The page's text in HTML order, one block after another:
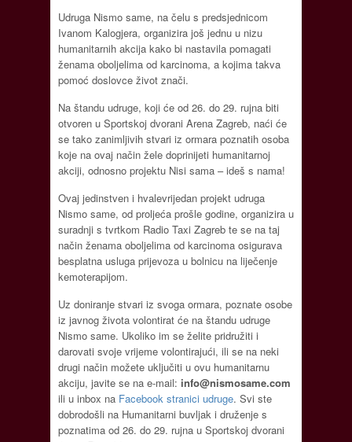
Udruga Nismo same, na čelu s predsjednicom
Ivanom Kalogjera, organizira još jednu u nizu
humanitarnih akcija kako bi nastavila pomagati
ženama oboljelima od karcinoma, a kojima takva
pomoć doslovce život znači.
Na štandu udruge, koji će od 26. do 29. rujna biti
otvoren u Sportskoj dvorani Arena Zagreb, naći će
se tako zanimljivih stvari iz ormara poznatih osoba
koje na ovaj način žele doprinijeti humanitarnoj
akciji, odnosno projektu Nisi sama – ideš s nama!
Ovaj jedinstven i hvalevrijedan projekt udruga
Nismo same, od proljeća prošle godine, organizira u
suradnji s tvrtkom Radio Taxi Zagreb te se na taj
način ženama oboljelima od karcinoma osigurava
besplatna usluga prijevoza u bolnicu na liječenje
kemoterapijom.
Uz doniranje stvari iz svoga ormara, poznate osobe
iz javnog života volontirat će na štandu udruge
Nismo same. Ukoliko im se želite pridružiti i
darovati svoje vrijeme volontirajući, ili se na neki
drugi način možete uključiti u ovu humanitarnu
akciju, javite se na e-mail: info@nismosame.com
ili u inbox na Facebook stranici udruge. Svi ste
dobrodošli na Humanitarni buvljak i druženje s
poznatima od 26. do 29. rujna u Sportskoj dvorani